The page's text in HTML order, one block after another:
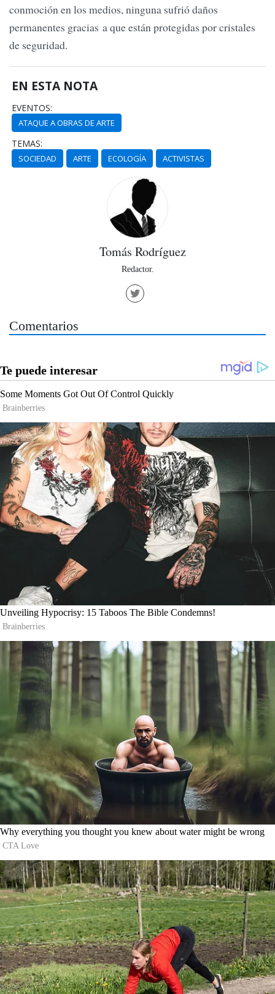
conmoción en los medios, ninguna sufrió daños
permanentes gracias a que están protegidas por cristales
de seguridad.
EN ESTA NOTA
EVENTOS:
ATAQUE A OBRAS DE ARTE
TEMAS:
SOCIEDAD ARTE ECOLOGÍA ACTIVISTAS
Tomás Rodríguez
Redactor.
Comentarios